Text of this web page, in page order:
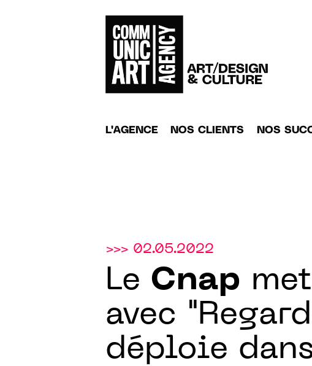
L'AGENCE NOS CLIENTS NOS
>>> 02.05.2022
Le Cnap
avec
déploie